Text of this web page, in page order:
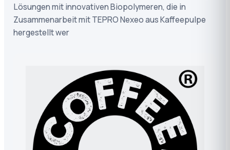
Lösungen mit innovativen Biopolymeren, die in
Zusammenarbeit mit TEPRO Nexeo aus Kaffeepulpe
hergestellt wer